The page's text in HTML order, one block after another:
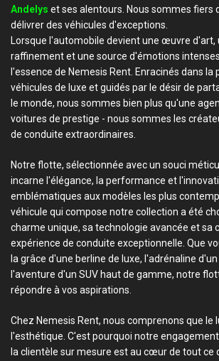
Andelys et ses alentours. Nous sommes fiers
délivrer des véhicules d'exceptions.
Lorsque l'automobile devient une œuvre d'art,
raffinement et une source d'émotions
l'essence de Nemesis Rent. Enracinés dans la
véhicules de luxe et guidés par le désir de
le monde, nous sommes bien plus qu'une
voitures de prestige - nous sommes les
de conduite extraordinaires.
Notre flotte, sélectionnée avec un souci
incarne l'élégance, la performance et
emblématiques aux modèles les plus
véhicule qui compose notre collection a été
charme unique, sa technologie avancée et sa
expérience de conduite exceptionnelle. Que
la grâce d'une berline de luxe, l'adrénaline
l'aventure d'un SUV haut de gamme, notre
répondre à vos aspirations.
Chez Nemesis Rent, nous comprenons que le
l'esthétique. C'est pourquoi notre
la clientèle sur mesure est au cœur de tout ce